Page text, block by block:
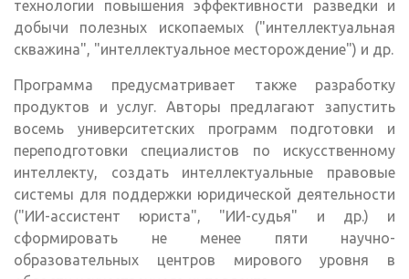
технологии повышения эффективности разведки и
добычи полезных ископаемых ("интеллектуальная
скважина", "интеллектуальное месторождение") и др.
Программа предусматривает также разработку
продуктов и услуг. Авторы предлагают запустить
восемь университетских программ подготовки и
переподготовки специалистов по искусственному
интеллекту, создать интеллектуальные правовые
системы для поддержки юридической деятельности
("ИИ-ассистент юриста", "ИИ-судья" и др.) и
сформировать не менее пяти научно-
образовательных центров мирового уровня в